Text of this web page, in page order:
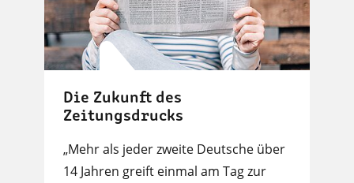
Die Zukunft des
Zeitungsdrucks
„Mehr als jeder zweite Deutsche über
14 Jahren greift einmal am Tag zur